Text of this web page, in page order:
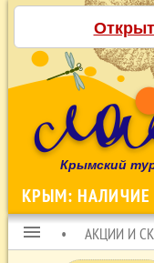
Крымский
КРЫМ: НАЛИЧИЕ
menu АКЦИИ И